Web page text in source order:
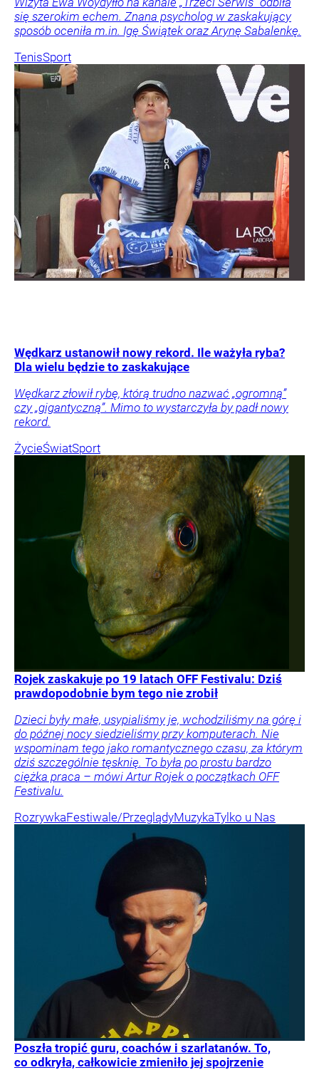
się szerokim echem. Znana psycholog w zaskakujący
sposób oceniła m.in. Igę Świątek oraz Arynę Sabalenkę.
TenisSport
Wędkarz ustanowił nowy rekord. Ile ważyła ryba?
Dla wielu będzie to zaskakujące
Wędkarz złowił rybę, którą trudno nazwać „ogromną”
czy „gigantyczną”. Mimo to wystarczyła by padł nowy
rekord.
ŻycieŚwiatSport
Rojek zaskakuje po 19 latach OFF Festivalu: Dziś
prawdopodobnie bym tego nie zrobił
Dzieci były małe, usypialiśmy je, wchodziliśmy na górę i
do późnej nocy siedzieliśmy przy komputerach. Nie
wspominam tego jako romantycznego czasu, za którym
dziś szczególnie tęsknię. To była po prostu bardzo
ciężka praca – mówi Artur Rojek o początkach OFF
Festivalu.
RozrywkaFestiwale/PrzeglądyMuzykaTylko u Nas
Poszła tropić guru, coachów i szarlatanów. To,
co odkryła, całkowicie zmieniło jej spojrzenie